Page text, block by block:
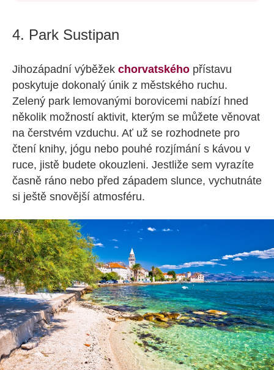
4. Park Sustipan
Jihozápadní výběžek chorvatského přístavu
poskytuje dokonalý únik z městského ruchu.
Zelený park lemovanými borovicemi nabízí hned
několik možností aktivit, kterým se můžete věnovat
na čerstvém vzduchu. Ať už se rozhodnete pro
čtení knihy, jógu nebo pouhé rozjímání s kávou v
ruce, jistě budete okouzleni. Jestliže sem vyrazíte
časně ráno nebo před západem slunce, vychutnáte
si ještě snovější atmosféru.